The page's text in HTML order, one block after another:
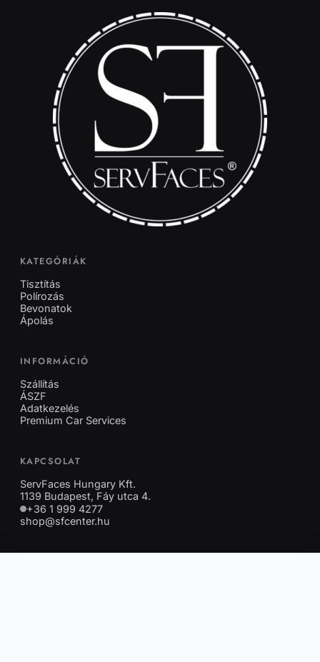
KATEGÓRIÁK
Tisztítás
Polírozás
Bevonatok
Ápolás
INFORMÁCIÓ
Szállítás
ÁSZF
Adatkezelés
Premium Car Services
KAPCSOLAT
ServFaces Hungary Kft.
1139 Budapest, Fáy utca 4.
+36 1 999 4277
shop@sfcenter.hu